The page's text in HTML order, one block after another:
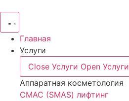
Главная
Услуги
Close Услуги Open Услуги
Аппаратная косметология
СМАС (SMAS) лифтинг